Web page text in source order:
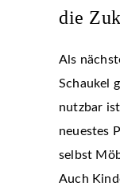
die
Als
Schaukel
nutzbar
neuestes
selbst
Auch